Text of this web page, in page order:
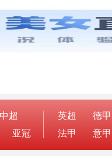
中超
亚冠
英超 德甲
法甲
意甲